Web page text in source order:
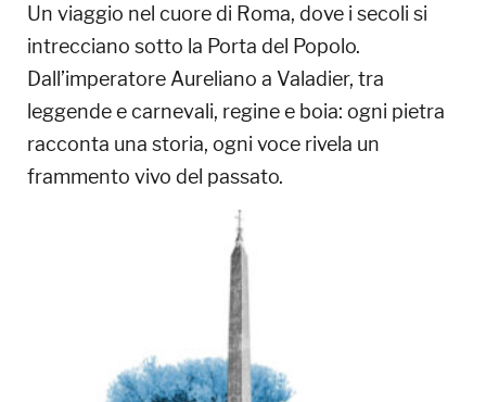
Un viaggio nel cuore di Roma, dove i secoli si
intrecciano sotto la Porta del Popolo.
Dall’imperatore Aureliano a Valadier, tra
leggende e carnevali, regine e boia: ogni pietra
racconta una storia, ogni voce rivela un
frammento vivo del passato.